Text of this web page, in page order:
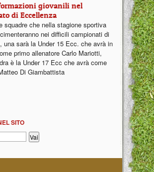
giovanili nel
di Eccellenza
squadre che nella stagione sportiva
nei difficili campionati di
una sarà la Under 15 Ecc. che avrà in
primo allenatore Carlo Mariotti,
è la Under 17 Ecc che avrà come
Di Giambattista
SITO